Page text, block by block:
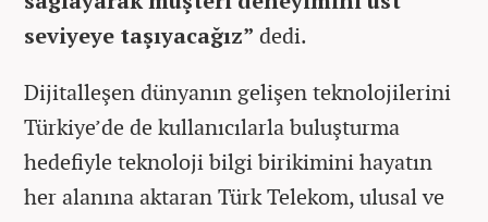
seviyeye taşıyacağız” dedi.
Dijitalleşen dünyanın gelişen teknolojilerini
Türkiye’de de kullanıcılarla buluşturma
hedefiyle teknoloji bilgi birikimini hayatın
her alanına aktaran Türk Telekom, ulusal ve